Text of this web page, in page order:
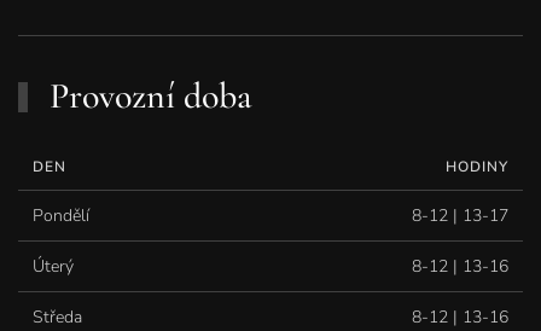
Provozní doba
DEN HODINY
Pondělí 8-12 | 13-17
Úterý 8-12 | 13-16
Středa 8-12 | 13-16